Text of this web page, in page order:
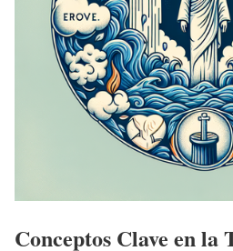
Conceptos Clave en la